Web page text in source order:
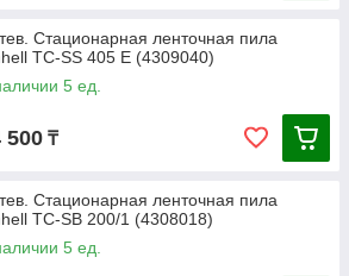
Стационарная ленточная пила
TC-SS 405 E (4309040)
5 ед.
500 ₸
Стационарная ленточная пила
TC-SB 200/1 (4308018)
5 ед.